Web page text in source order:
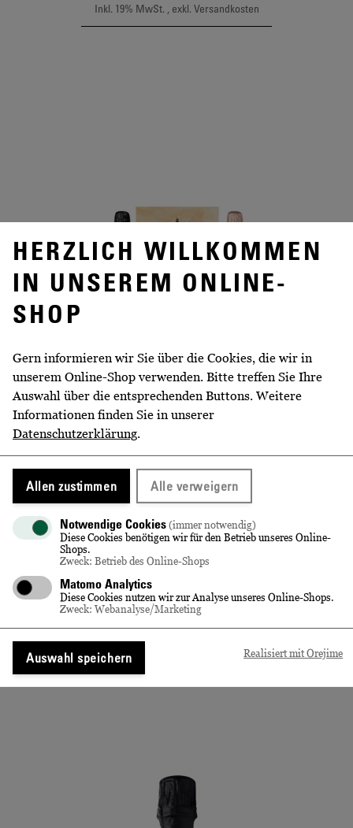
HERZLICH WILLKOMMEN
IN UNSEREM ONLINE-
SHOP
Gern informieren wir Sie über die Cookies, die wir in
unserem Online-Shop verwenden. Bitte treffen Sie Ihre
Auswahl über die entsprechenden Buttons. Weitere
Informationen finden Sie in unserer
Datenschutzerklärung
Allen zustimmen Alle verweigern
Notwendige Cookies (immer notwendig)
Diese Cookies benötigen wir für den Betrieb unseres Online-
Shops.
Zweck: Betrieb des Online-Shops
Matomo Analytics
Diese Cookies nutzen wir zur Analyse unseres Online-Shops.
Zweck: Webanalyse/Marketing
Auswahl speichern Realisiert mit Orejime
Inkl. 19% MwSt. exkl. Versandkosten
Präsent "Hommage 1836"
34,90 €
Inkl. 19% MwSt., exkl.Versandkosten